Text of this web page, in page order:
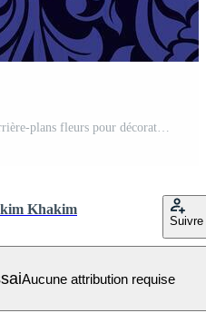
floral modèle avec foncé bleu arrière-plans fleurs pour décoratif décors pouvez être utilisé fonds d'écran, à motifs remplit, toiles pages, surface textures, livre couvertures, tissus impression, textiles carrelage Vecteur Pro
Khakim
Suivre
Aucune attribution requise